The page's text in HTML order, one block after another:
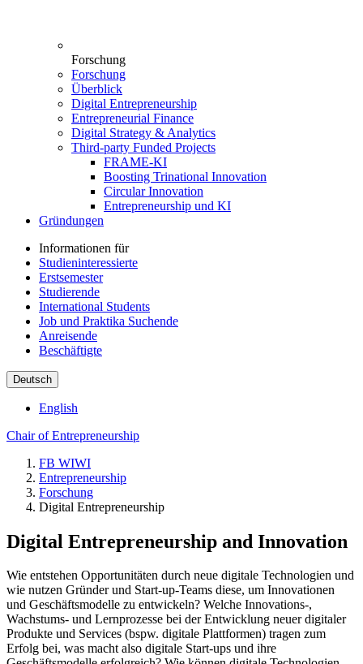
Forschung
Forschung
Überblick
Digital Entrepreneurship
Entrepreneurial Finance
Digital Strategy & Analytics
Third-party Funded Projects
FRAME-KI
Boosting Trinational Innovation
Circular Innovation
Entrepreneurship und KI
Gründungen
Informationen für
Studieninteressierte
Erstsemester
Studierende
International Students
Job und Praktika Suchende
Anreisende
Beschäftigte
Deutsch
English
Chair of Entrepreneurship
FB WIWI
Entrepreneurship
Forschung
Digital Entrepreneurship
Digital Entrepreneurship and Innovation
Wie entstehen Opportunitäten durch neue digitale Technologien und
wie nutzen Gründer und Start-up-Teams diese, um Innovationen
und Geschäftsmodelle zu entwickeln? Welche Innovations-,
Wachstums- und Lernprozesse bei der Entwicklung neuer digitaler
Produkte und Services (bspw. digitale Plattformen) tragen zum
Erfolg bei, was macht also digitale Start-ups und ihre